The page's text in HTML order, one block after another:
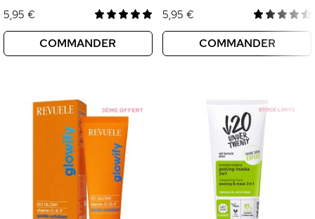
5,95 €
COMMANDER
5,95 €
COMMANDER